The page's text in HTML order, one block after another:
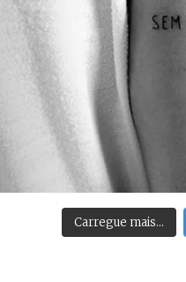
Carregue mais…